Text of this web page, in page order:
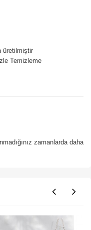
üretilmiştir
Temizleme
zamanlarda daha